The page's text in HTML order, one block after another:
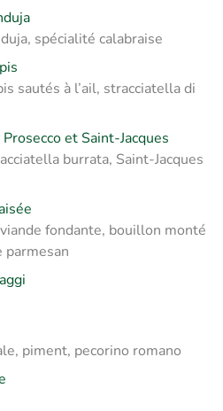
spécialité calabraise
sautés à l’ail, stracciatella di
et Saint-Jacques
burrata, Saint-Jacques
fondante, bouillon monté
parmesan
piment, pecorino romano